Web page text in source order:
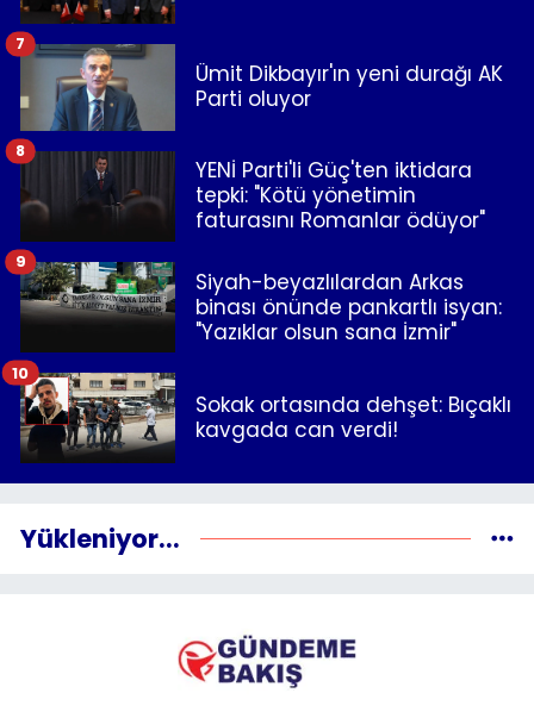
Ümit Dikbayır'ın yeni durağı AK
Parti oluyor
7
YENİ Parti'li Güç'ten iktidara
tepki: "Kötü yönetimin
faturasını Romanlar ödüyor"
8
Siyah-beyazlılardan Arkas
binası önünde pankartlı isyan:
"Yazıklar olsun sana İzmir"
9
Sokak ortasında dehşet: Bıçaklı
kavgada can verdi!
10
Yükleniyor...